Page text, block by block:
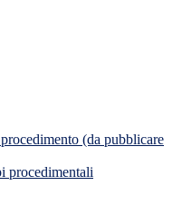
(da pubblicare
procedimentali